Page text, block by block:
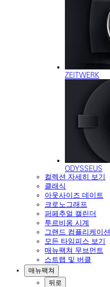
ZEITWERK
ODYSSEUS
컬렉션 자세히 보기
클래식
아웃사이즈 데이트
크로노그래프
퍼페추얼 캘린더
투르비옹 시계
그랜드 컴플리케이션
모든 타임피스 보기
매뉴팩쳐 무브먼트
스트랩 및 버클
매뉴팩쳐
뒤로